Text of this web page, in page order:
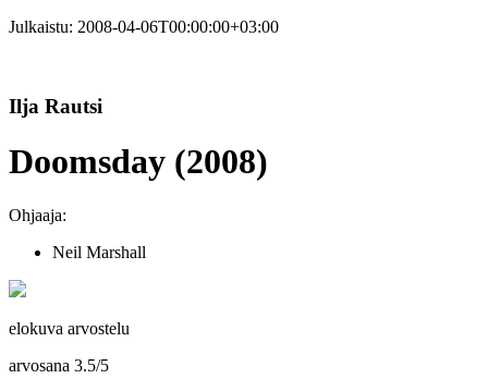
Julkaistu: 2008-04-06T00:00:00+03:00
Ilja Rautsi
Doomsday (2008)
Ohjaaja:
Neil Marshall
elokuva arvostelu
arvosana 3.5/5